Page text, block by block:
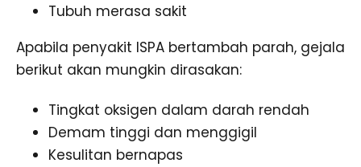
Tubuh merasa sakit
Apabila penyakit ISPA bertambah parah, gejala
berikut akan mungkin dirasakan:
Tingkat oksigen dalam darah rendah
Demam tinggi dan menggigil
Kesulitan bernapas